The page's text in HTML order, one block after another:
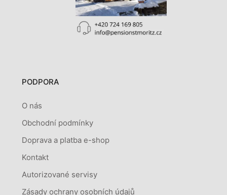
PODPORA
O nás
Obchodní podmínky
Doprava a platba e-shop
Kontakt
Autorizované servisy
Zásady ochrany osobních údajů